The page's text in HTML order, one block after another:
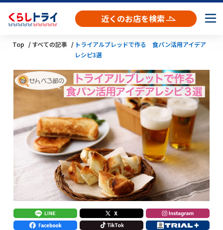
近くのお店を検索
Top すべての記事
トライアルブレッドで作る 食パン活用アイデア
レシピ3選